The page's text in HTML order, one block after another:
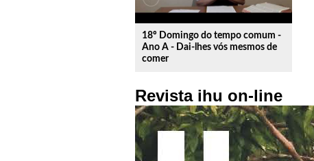
18º Domingo do tempo comum -
Ano A - Dai-lhes vós mesmos de
comer
Revista ihu on-line